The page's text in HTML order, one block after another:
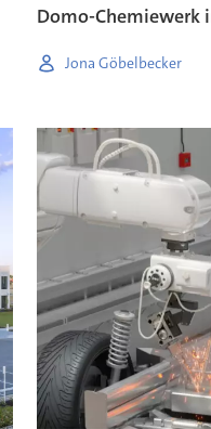
Domo-Chemiewerk
Jona Göbelbecker